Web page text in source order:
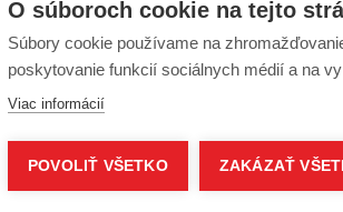
GDPR
V súvislosti so
nadobudnutím
(EU) 2016/679
O súboroch cookie na tejto
Súbory cookie používame na
poskytovanie funkcií sociálnych médií a na
Viac informácií
POVOLIŤ VŠETKO ZAKÁZAŤ